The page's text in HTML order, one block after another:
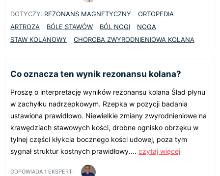
DOTYCZY: REZONANS MAGNETYCZNY
ORTOPEDIA
ARTROZA
BÓLE STAWÓW BÓL NOGI
NOGA
STAW KOLANOWY
CHOROBA ZWYRODNIENIOWA KOLANA
Co oznacza ten wynik rezonansu kolana?
Proszę o interpretację wyników rezonansu kolana Ślad płynu
w zachyłku nadrzepkowym. Rzepka w pozycji badania
ustawiona prawidłowo. Niewielkie zmiany zwyrodnieniowe na
krawędziach stawowych kości, drobne ognisko obrzęku w
tylnej części kłykcia bocznego kości udowej, poza tym
sygnał struktur kostnych prawidłowy.... czytaj więcej
ODPOWIADA 1 EKSPERT: